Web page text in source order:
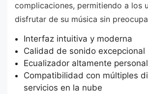
complicaciones, permitiendo a los
disfrutar de su música sin
Interfaz intuitiva y moderna
Calidad de sonido excepcional
Ecualizador altamente
Compatibilidad con múltiples
servicios en la nube